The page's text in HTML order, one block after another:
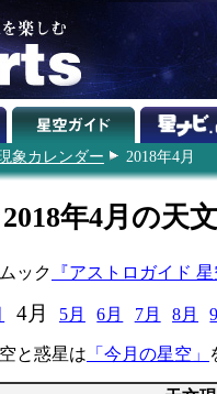
象カレンダー 2018年4月
2018年4月の天
ック 『アストロガイド
4月 5月 6月 7月 8月
と惑星は 「今月の星空」